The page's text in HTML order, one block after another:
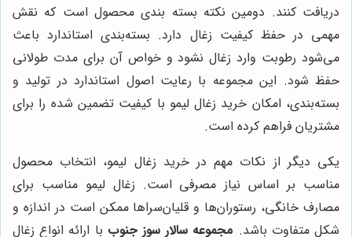
دریافت کنند. دومین نکته بسته بندی محصول است که نقش
مهمی در حفظ کیفیت زغال دارد. بسته‌بندی استاندارد باعث
می‌شود رطوبت وارد زغال نشود و خواص آن برای مدت طولانی
حفظ شود. این مجموعه با رعایت اصول استاندارد در تولید و
بسته‌بندی، امکان خرید زغال لیمو با کیفیت تضمین شده را برای
مشتریان فراهم کرده است.
یکی دیگر از نکات مهم در خرید زغال لیمو، انتخاب محصول
مناسب بر اساس نیاز مصرفی است. زغال لیمو مناسب برای
مصارف خانگی، رستوران‌ها و قلیان‌سراها ممکن است در اندازه و
شکل متفاوت باشد. مجموعه سالار سوز جنوب با ارائه انواع زغال